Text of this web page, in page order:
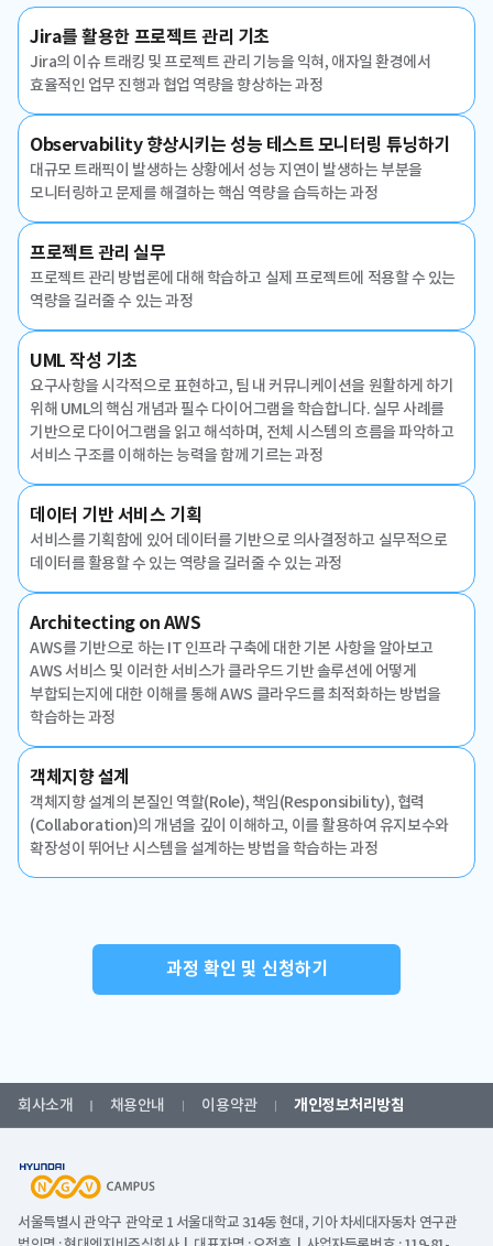
Jira를 활용한 프로젝트 관리 기초
Jira의 이슈 트래킹 및 프로젝트 관리 기능을 익혀, 애자일 환경에서
효율적인 업무 진행과 협업 역량을 향상하는 과정
Observability 향상시키는 성능 테스트 모니터링 튜닝하기
대규모 트래픽이 발생하는 상황에서 성능 지연이 발생하는 부분을
모니터링하고 문제를 해결하는 핵심 역량을 습득하는 과정
프로젝트 관리 실무
프로젝트 관리 방법론에 대해 학습하고 실제 프로젝트에 적용할 수 있는
역량을 길러줄 수 있는 과정
UML 작성 기초
요구사항을 시각적으로 표현하고, 팀 내 커뮤니케이션을 원활하게 하기
위해 UML의 핵심 개념과 필수 다이어그램을 학습합니다. 실무 사례를
기반으로 다이어그램을 읽고 해석하며, 전체 시스템의 흐름을 파악하고
서비스 구조를 이해하는 능력을 함께 기르는 과정
데이터 기반 서비스 기획
서비스를 기획함에 있어 데이터를 기반으로 의사결정하고 실무적으로
데이터를 활용할 수 있는 역량을 길러줄 수 있는 과정
Architecting on AWS
AWS를 기반으로 하는 IT 인프라 구축에 대한 기본 사항을 알아보고
AWS 서비스 및 이러한 서비스가 클라우드 기반 솔루션에 어떻게
부합되는지에 대한 이해를 통해 AWS 클라우드를 최적화하는 방법을
학습하는 과정
객체지향 설계
객체지향 설계의 본질인 역할(Role), 책임(Responsibility), 협력
(Collaboration)의 개념을 깊이 이해하고, 이를 활용하여 유지보수와
확장성이 뛰어난 시스템을 설계하는 방법을 학습하는 과정
과정 확인 및 신청하기
회사소개 채용안내 이용약관 개인정보처리방침
서울특별시 관악구 관악로 1 서울대학교 314동 현대, 기아 차세대자동차 연구관